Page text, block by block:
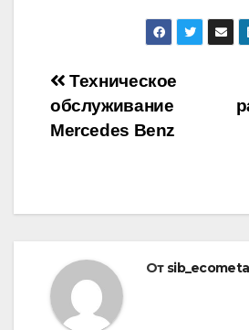
Навигация
по
Техническое
обслуживание
Mercedes Benz
От